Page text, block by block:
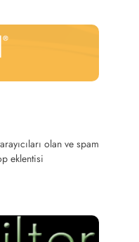
olan ve spam
eklentisi